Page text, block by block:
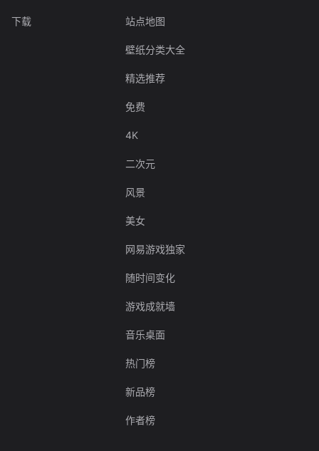
下载 站点地图
壁纸分类大全
精选推荐
免费
4K
二次元
风景
美女
网易游戏独家
随时间变化
游戏成就墙
音乐桌面
热门榜
新品榜
作者榜